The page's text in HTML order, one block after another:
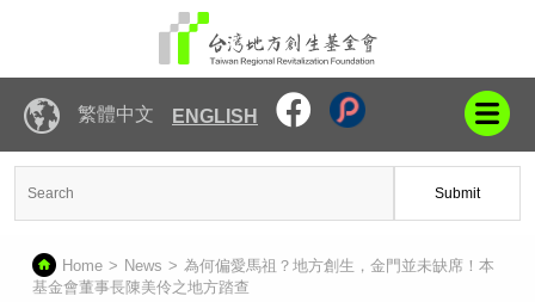
繁體中文 ENGLISH
Submit
Home News
為何偏愛馬祖？地方創生，金門並未缺席！本
基金會董事長陳美伶之地方踏查